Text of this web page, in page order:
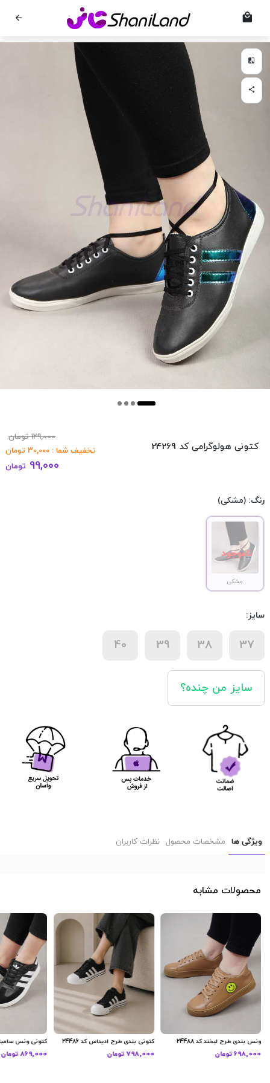
کتونی هولوگرامی کد 24269
129,000تومان
تخفیف شما : 30,000 تومان
99,000 تومان
رنگ: (مشکی)
مشکی
سایز:
37
38
39
40
سایز من چنده؟
ویژگی ها مشخصات محصول نظرات کاربران
محصولات مشابه
ونس بندی طرح لبخند کد 24488
698,000 تومان
کتونی بندی طرح ادیداس کد 24486
798,000 تومان
کتونی ونس سامبا کد
869,000 تومان